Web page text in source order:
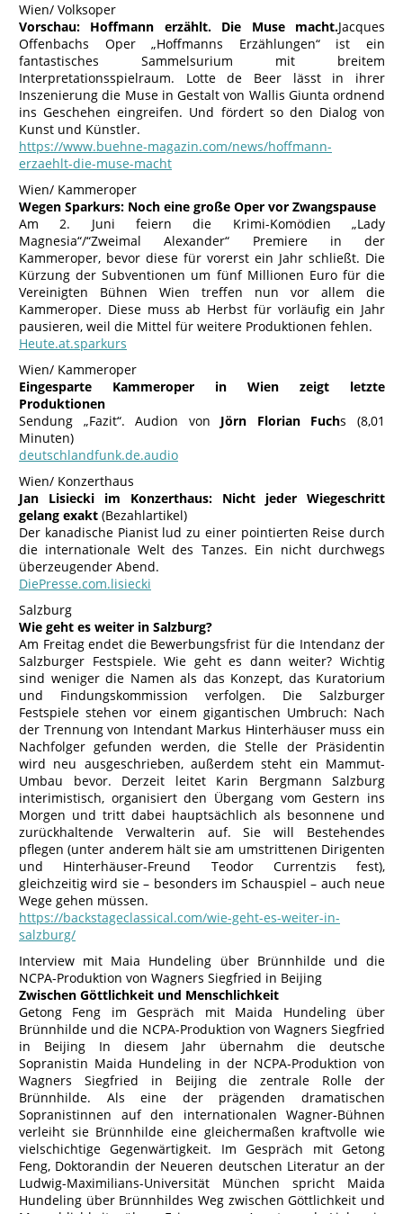
Wien/ Volksoper
Vorschau: Hoffmann erzählt. Die Muse macht.Jacques
Offenbachs Oper „Hoffmanns Erzählungen“ ist ein
fantastisches Sammelsurium mit breitem
Interpretationsspielraum. Lotte de Beer lässt in ihrer
Inszenierung die Muse in Gestalt von Wallis Giunta ordnend
ins Geschehen eingreifen. Und fördert so den Dialog von
Kunst und Künstler.
https://www.buehne-magazin.com/news/hoffmann-
erzaehlt-die-muse-macht
Wien/ Kammeroper
Wegen Sparkurs: Noch eine große Oper vor Zwangspause
Am 2. Juni feiern die Krimi-Komödien „Lady
Magnesia“/“Zweimal Alexander“ Premiere in der
Kammeroper, bevor diese für vorerst ein Jahr schließt. Die
Kürzung der Subventionen um fünf Millionen Euro für die
Vereinigten Bühnen Wien treffen nun vor allem die
Kammeroper. Diese muss ab Herbst für vorläufig ein Jahr
pausieren, weil die Mittel für weitere Produktionen fehlen.
Heute.at.sparkurs
Wien/ Kammeroper
Eingesparte Kammeroper in Wien zeigt letzte
Produktionen
Sendung „Fazit“. Audion von Jörn Florian Fuchs (8,01
Minuten)
deutschlandfunk.de.audio
Wien/ Konzerthaus
Jan Lisiecki im Konzerthaus: Nicht jeder Wiegeschritt
gelang exakt (Bezahlartikel)
Der kanadische Pianist lud zu einer pointierten Reise durch
die internationale Welt des Tanzes. Ein nicht durchwegs
überzeugender Abend.
DiePresse.com.lisiecki
Salzburg
Wie geht es weiter in Salzburg?
Am Freitag endet die Bewerbungsfrist für die Intendanz der
Salzburger Festspiele. Wie geht es dann weiter? Wichtig
sind weniger die Namen als das Konzept, das Kuratorium
und Findungskommission verfolgen. Die Salzburger
Festspiele stehen vor einem gigantischen Umbruch: Nach
der Trennung von Intendant Markus Hinterhäuser muss ein
Nachfolger gefunden werden, die Stelle der Präsidentin
wird neu ausgeschrieben, außerdem steht ein Mammut-
Umbau bevor. Derzeit leitet Karin Bergmann Salzburg
interimistisch, organisiert den Übergang vom Gestern ins
Morgen und tritt dabei hauptsächlich als besonnene und
zurückhaltende Verwalterin auf. Sie will Bestehendes
pflegen (unter anderem hält sie am umstrittenen Dirigenten
und Hinterhäuser-Freund Teodor Currentzis fest),
gleichzeitig wird sie – besonders im Schauspiel – auch neue
Wege gehen müssen.
https://backstageclassical.com/wie-geht-es-weiter-in-
salzburg/
Interview mit Maia Hundeling über Brünnhilde und die
NCPA-Produktion von Wagners Siegfried in Beijing
Zwischen Göttlichkeit und Menschlichkeit
Getong Feng im Gespräch mit Maida Hundeling über
Brünnhilde und die NCPA-Produktion von Wagners Siegfried
in Beijing In diesem Jahr übernahm die deutsche
Sopranistin Maida Hundeling in der NCPA-Produktion von
Wagners Siegfried in Beijing die zentrale Rolle der
Brünnhilde. Als eine der prägenden dramatischen
Sopranistinnen auf den internationalen Wagner-Bühnen
verleiht sie Brünnhilde eine gleichermaßen kraftvolle wie
vielschichtige Gegenwärtigkeit. Im Gespräch mit Getong
Feng, Doktorandin der Neueren deutschen Literatur an der
Ludwig-Maximilians-Universität München spricht Maida
Hundeling über Brünnhildes Weg zwischen Göttlichkeit und